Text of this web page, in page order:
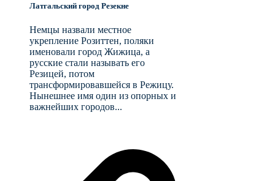
Латгальский город Резекне
Немцы назвали местное
укрепление Розиттен, поляки
именовали город Жижица, а
русские стали называть его
Резицей, потом
трансформировавшейся в Режицу.
Нынешнее имя один из опорных и
важнейших городов...